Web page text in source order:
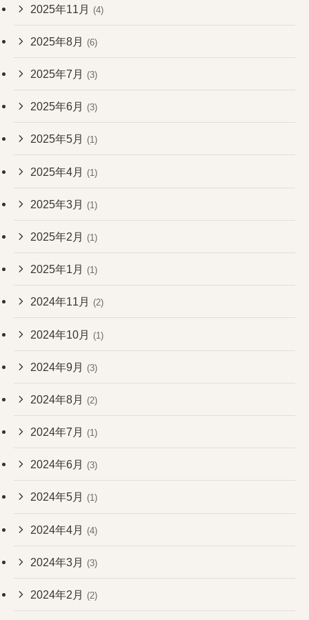
2025年11月 (4)
2025年8月 (6)
2025年7月 (3)
2025年6月 (3)
2025年5月 (1)
2025年4月 (1)
2025年3月 (1)
2025年2月 (1)
2025年1月 (1)
2024年11月 (2)
2024年10月 (1)
2024年9月 (3)
2024年8月 (2)
2024年7月 (1)
2024年6月 (3)
2024年5月 (1)
2024年4月 (4)
2024年3月 (3)
2024年2月 (2)